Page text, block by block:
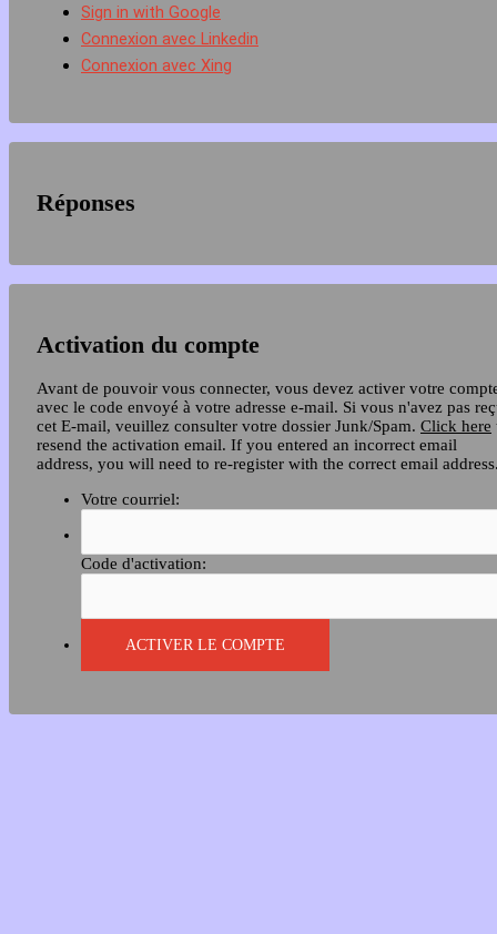
Sign in with Google
Connexion avec Linkedin
Connexion avec Xing
Réponses
Activation du compte
Avant de pouvoir vous connecter, vous devez activer votre
avec le code envoyé à votre adresse e-mail. Si vous n'avez pas
cet E-mail, veuillez consulter votre dossier Junk/Spam. Click here
resend the activation email. If you entered an incorrect email
address, you will need to re-register with the correct email
Votre courriel:
Code d'activation: